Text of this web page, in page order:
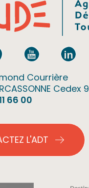
Courrière
Cedex 9
66 00
L'ADT